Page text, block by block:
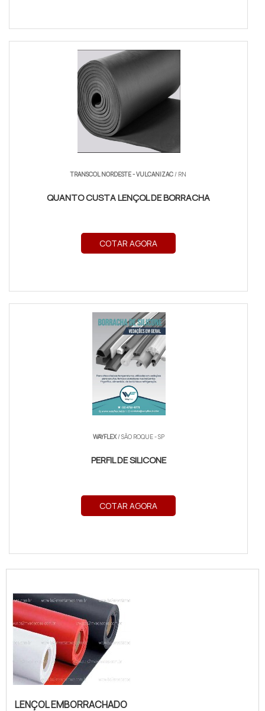
TRANSCOL NORDESTE - VULCANIZAC/ RN
QUANTO CUSTA LENÇOL DE BORRACHA
COTAR AGORA
WAYFLEX/ SÃO ROQUE - SP
PERFIL DE SILICONE
COTAR AGORA
LENÇOL EMBORRACHADO